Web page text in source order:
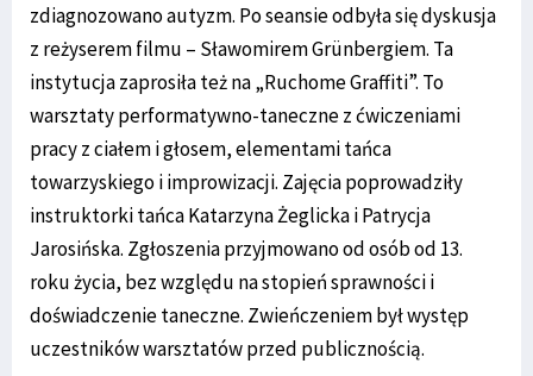
zdiagnozowano autyzm. Po seansie odbyła się dyskusja
z reżyserem filmu – Sławomirem Grünbergiem. Ta
instytucja zaprosiła też na „Ruchome Graffiti”. To
warsztaty performatywno-taneczne z ćwiczeniami
pracy z ciałem i głosem, elementami tańca
towarzyskiego i improwizacji. Zajęcia poprowadziły
instruktorki tańca Katarzyna Żeglicka i Patrycja
Jarosińska. Zgłoszenia przyjmowano od osób od 13.
roku życia, bez względu na stopień sprawności i
doświadczenie taneczne. Zwieńczeniem był występ
uczestników warsztatów przed publicznością.